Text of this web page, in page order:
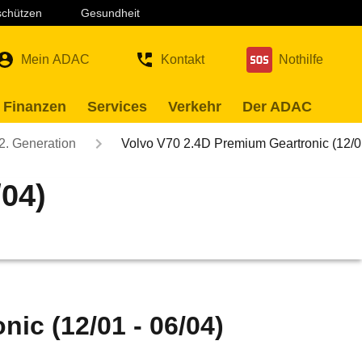
Gesundheit
Mein ADAC Kontakt Nothilfe
Services Verkehr Der ADAC
Generation Volvo V70 2.4D Premium Geartronic
(12/01 - 06/04)